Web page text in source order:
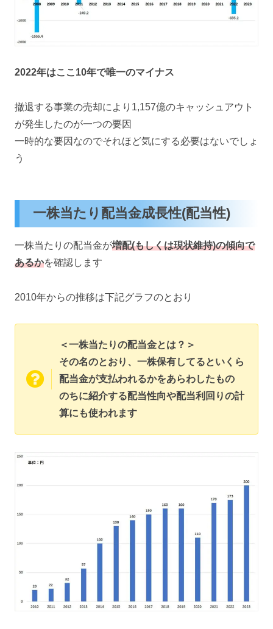
2022年はここ10年で唯一のマイナス
撤退する事業の売却により1,157億のキャッシュアウト
が発生したのが一つの要因
一時的な要因なのでそれほど気にする必要はないでしょ
う
一株当たり配当金成長性(配当性)
一株当たりの配当金が増配(もしくは現状維持)の傾向で
あるかを確認します
2010年からの推移は下記グラフのとおり
＜一株当たりの配当金とは？＞
その名のとおり、一株保有してるといくら
配当金が支払われるかをあらわしたもの
のちに紹介する配当性向や配当利回りの計
算にも使われます